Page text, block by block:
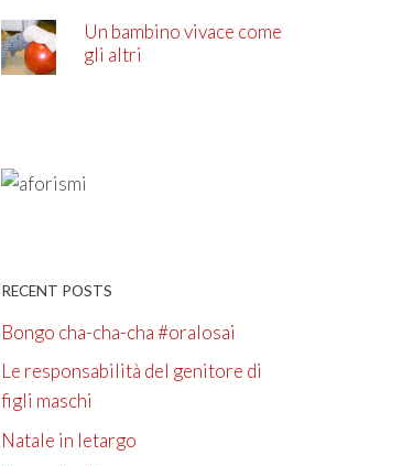
Un bambino vivace come
gli altri
RECENT POSTS
Bongo cha-cha-cha #oralosai
Le responsabilità del genitore di
figli maschi
Natale in letargo